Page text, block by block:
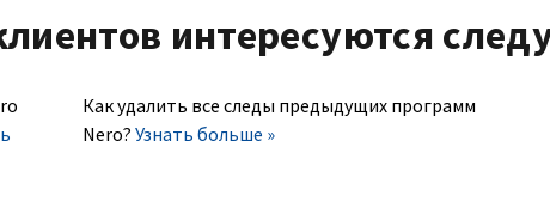
интересуются
Как удалить все следы предыдущих программ
Nero? Узнать больше »